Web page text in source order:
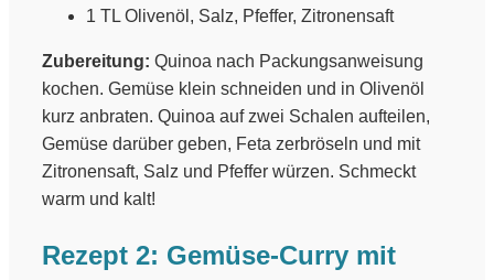
1 TL Olivenöl, Salz, Pfeffer, Zitronensaft
Zubereitung: Quinoa nach Packungsanweisung
kochen. Gemüse klein schneiden und in Olivenöl
kurz anbraten. Quinoa auf zwei Schalen aufteilen,
Gemüse darüber geben, Feta zerbröseln und mit
Zitronensaft, Salz und Pfeffer würzen. Schmeckt
warm und kalt!
Rezept 2: Gemüse-Curry mit